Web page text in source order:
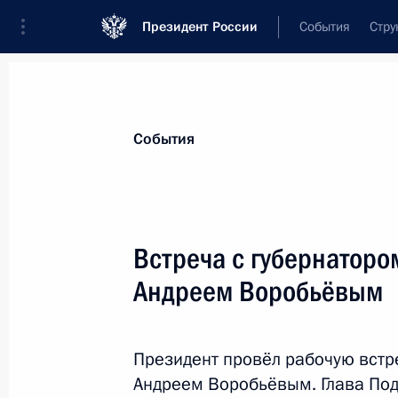
Президент России События
в части защиты жилищных прав
проектов КРТ
События
Встреча с
Андреем Воробьёвым
Президент провёл рабочую
Андреем Воробьёвым. Глава